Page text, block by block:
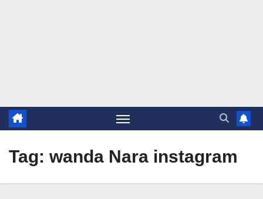
Tag: wanda Nara instagram